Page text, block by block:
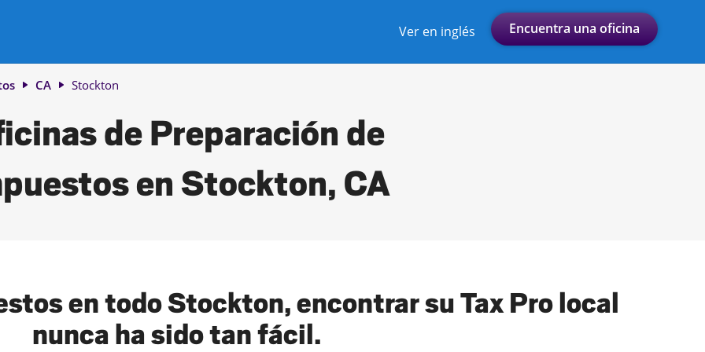
Encuentra una oficina
Ver en inglés
CA Stockton
de Preparación de
en Stockton, CA
en todo Stockton, encontrar su Tax Pro local
nunca ha sido tan fácil.